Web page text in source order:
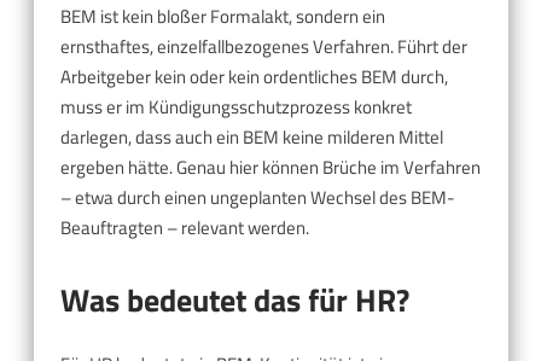
BEM ist kein bloßer Formalakt, sondern ein
ernsthaftes, einzelfallbezogenes Verfahren. Führt der
Arbeitgeber kein oder kein ordentliches BEM durch,
muss er im Kündigungsschutzprozess konkret
darlegen, dass auch ein BEM keine milderen Mittel
ergeben hätte. Genau hier können Brüche im Verfahren
– etwa durch einen ungeplanten Wechsel des BEM-
Beauftragten – relevant werden.
Was bedeutet das für HR?